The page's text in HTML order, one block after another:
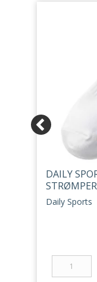
DAILY
STRØMPER
Daily Sports